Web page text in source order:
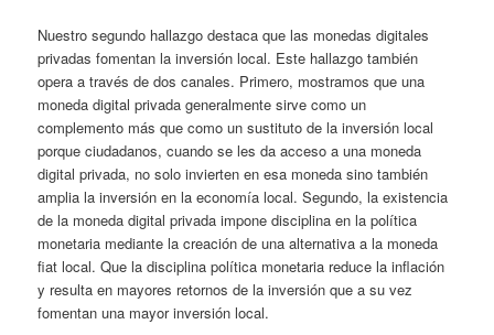
Nuestro segundo hallazgo destaca que las monedas digitales
privadas fomentan la inversión local. Este hallazgo también
opera a través de dos canales. Primero, mostramos que una
moneda digital privada generalmente sirve como un
complemento más que como un sustituto de la inversión local
porque ciudadanos, cuando se les da acceso a una moneda
digital privada, no solo invierten en esa moneda sino también
amplia la inversión en la economía local. Segundo, la existencia
de la moneda digital privada impone disciplina en la política
monetaria mediante la creación de una alternativa a la moneda
fiat local. Que la disciplina política monetaria reduce la inflación
y resulta en mayores retornos de la inversión que a su vez
fomentan una mayor inversión local.